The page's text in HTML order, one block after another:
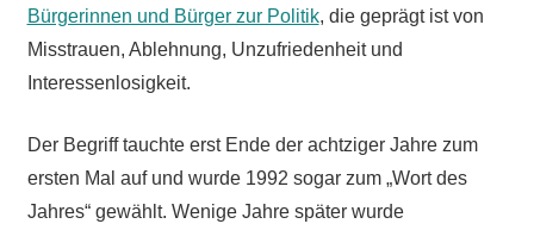
Bürgerinnen und Bürger zur Politik, die geprägt ist von
Misstrauen, Ablehnung, Unzufriedenheit und
Interessenlosigkeit.
Der Begriff tauchte erst Ende der achtziger Jahre zum
ersten Mal auf und wurde 1992 sogar zum „Wort des
Jahres“ gewählt. Wenige Jahre später wurde